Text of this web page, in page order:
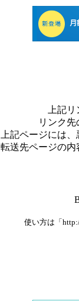
上記
リンク
上記ページには
転送先ページの内
使い方は「